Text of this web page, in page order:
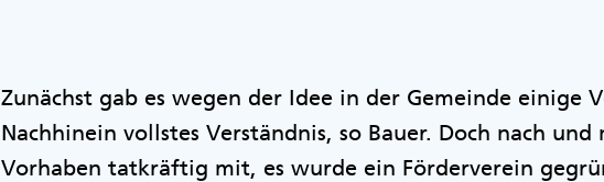
Zunächst gab es wegen der Idee in der Gemeinde einige
Nachhinein vollstes Verständnis, so Bauer. Doch nach
Vorhaben tatkräftig mit, es wurde ein Förderverein